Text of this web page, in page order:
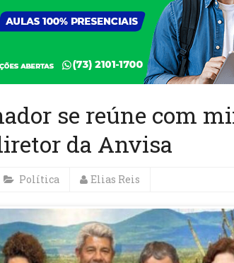
se reúne com
da Anvisa
Política Elias Reis